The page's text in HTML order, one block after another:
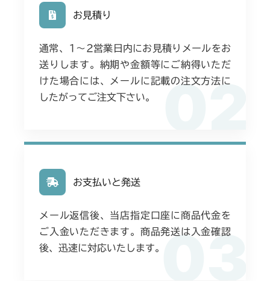
02
お見積り
通常、1〜2営業日内にお見積りメールをお
送りします。納期や金額等にご納得いただ
けた場合には、メールに記載の注文方法に
したがってご注文下さい。
03
お支払いと発送
メール返信後、当店指定口座に商品代金を
ご入金いただきます。商品発送は入金確認
後、迅速に対応いたします。